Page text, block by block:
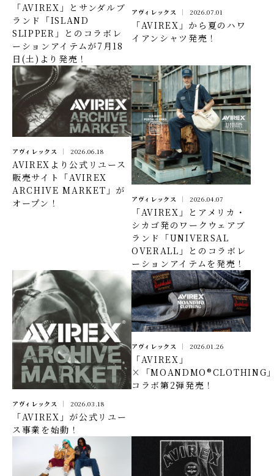
「AVIREX」とサンダルブ
ランド「ISLAND
SLIPPER」とのコラボレ
ーションアイテムが7月18
日(土)より発売！
アヴィレックス 2026.07.01
「AVIREX」から夏のハワ
イアンシャツ発売！
アヴィレックス 2026.06.18
AVIREXより公式リユース
販売サイト「AVIREX
ARCHIVE MARKET」が
オープン！
アヴィレックス 2026.04.07
「AVIREX」とアメリカ・
シカゴ発のワークウェアブ
ランド「UNIVERSAL
OVERALL」とのコラボレ
ーションアイテムを発売！
アヴィレックス 2026.03.18
「AVIREX」が公式リユー
ス事業を始動！
アヴィレックス 2026.01.26
「AVIREX」
×「MOANDMO®CLOTHING
コラボ第2弾発売！